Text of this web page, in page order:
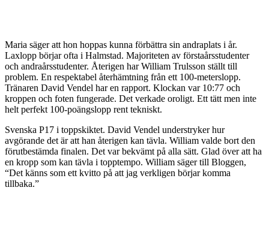
Maria säger att hon hoppas kunna förbättra sin andraplats i år.
Laxlopp börjar ofta i Halmstad. Majoriteten av förstaårsstudenter
och andraårsstudenter. Återigen har William Trulsson ställt till
problem. En respektabel återhämtning från ett 100-meterslopp.
Tränaren David Vendel har en rapport. Klockan var 10:77 och
kroppen och foten fungerade. Det verkade oroligt. Ett tätt men inte
helt perfekt 100-poängslopp rent tekniskt.
Svenska P17 i toppskiktet. David Vendel understryker hur
avgörande det är att han återigen kan tävla. William valde bort den
förutbestämda finalen. Det var bekvämt på alla sätt. Glad över att ha
en kropp som kan tävla i topptempo. William säger till Bloggen,
“Det känns som ett kvitto på att jag verkligen börjar komma
tillbaka.”